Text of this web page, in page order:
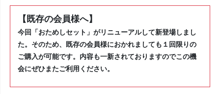
【既存の会員様へ】
今回「おためしセット」がリニューアルして新登場しまし
た。そのため、既存の会員様におかれましても１回限りの
ご購入が可能です。内容も一新されておりますのでこの機
会にぜひまたご利用ください。